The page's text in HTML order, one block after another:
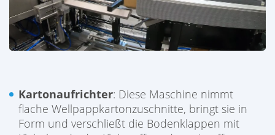
Kartonaufrichter: Diese Maschine nimmt
flache Wellpappkartonzuschnitte, bringt sie in
Form und verschließt die Bodenklappen mit